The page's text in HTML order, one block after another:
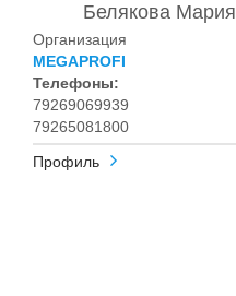
Белякова Мария
Организация
MEGAPROFI
Телефоны:
79269069939
79265081800
Профиль